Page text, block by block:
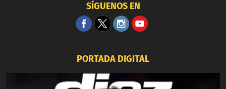
SÍGUENOS EN
PORTADA DIGITAL